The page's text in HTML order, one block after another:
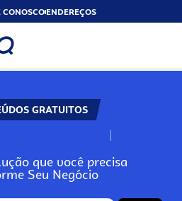
CONOSCOENDEREÇOS
GRATUITOS
N
que você precisa
Seu Negócio